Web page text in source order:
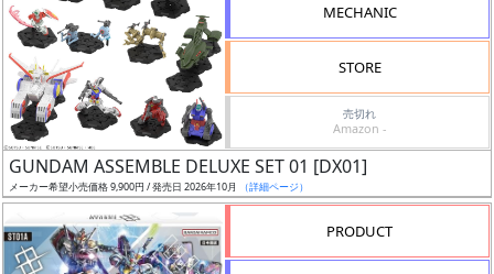
フ
リ
ー
ワ
ー
ド
検
索
MECHANIC
STORE
売切れ
Amazon -
GUNDAM ASSEMBLE DELUXE SET 01 [DX01]
メーカー希望小売価格 9,900円 / 発売日 2026年10月 （詳細ページ）
PRODUCT